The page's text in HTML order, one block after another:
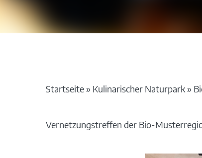
Startseite» Kulinarischer Naturpark»
Vernetzungstreffen der Bio-